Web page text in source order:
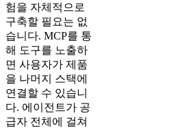
험을 자체적으로
구축할 필요는 없
습니다. MCP를 통
해 도구를 노출하
면 사용자가 제품
을 나머지 스택에
연결할 수 있습니
다. 에이전트가 공
급자 전체에 걸쳐